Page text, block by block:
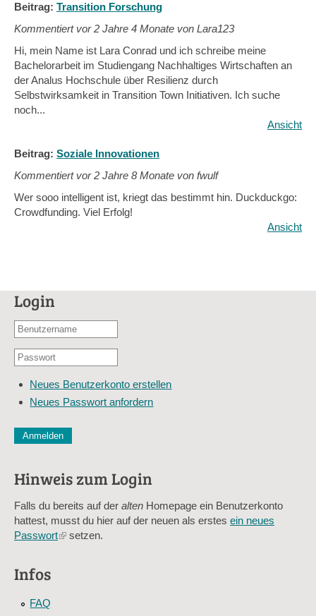
Beitrag: Transition Forschung
Kommentiert vor2 Jahre 4 Monate von Lara123
Hi, mein Name ist Lara Conrad und ich schreibe meine
Bachelorarbeit im Studiengang Nachhaltiges Wirtschaften an
der Analus Hochschule über Resilienz durch
Selbstwirksamkeit in Transition Town Initiativen. Ich suche
noch...
Ansicht
Beitrag: Soziale Innovationen
Kommentiert vor2 Jahre 8 Monate von fwulf
Wer sooo intelligent ist, kriegt das bestimmt hin. Duckduckgo:
Crowdfunding. Viel Erfolg!
Ansicht
Login
Benutzername
E-
Adresse
Passwort
Neues Benutzerkonto erstellen
Neues Passwort anfordern
Diese Sicherheitsfrage überprüft, ob Sie ein menschlicher
Sag mir nicht, wie viele Sternlein stehen
Hinweis zum Login
Falls du bereits auf der alten Homepage ein Benutzerkonto
hattest, musst du hier auf der neuen als erstes ein neues
Passwort(linksetzen.
Infos
FAQ